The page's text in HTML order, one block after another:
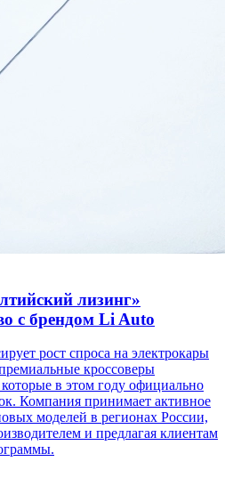
лизинг»
с брендом Li Auto
рост спроса на электрокары
кроссоверы
в этом году официально
Компания принимает активное
моделей в регионах России,
и предлагая клиентам